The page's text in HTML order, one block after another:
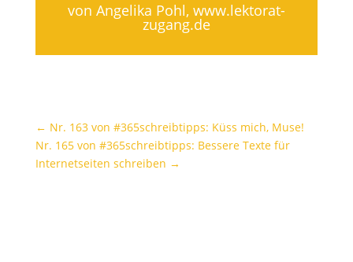
von Angelika Pohl, www.lektorat-
zugang.de
← Nr. 163 von #365schreibtipps: Küss mich, Muse!
Nr. 165 von #365schreibtipps: Bessere Texte für
Internetseiten schreiben →